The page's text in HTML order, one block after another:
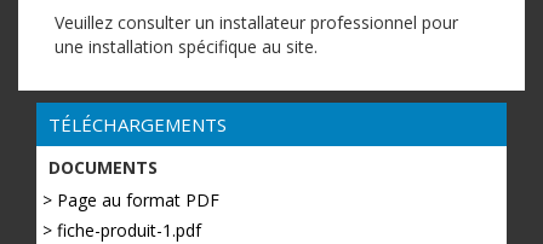
Veuillez consulter un installateur professionnel pour
une installation spécifique au site.
TÉLÉCHARGEMENTS
DOCUMENTS
> Page au format PDF
> fiche-produit-1.pdf